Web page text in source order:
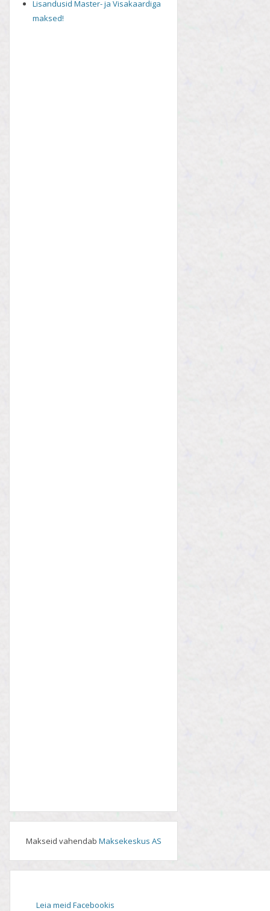
Lisandusid Master- ja Visakaardiga
maksed!
Makseid vahendab Maksekeskus AS
Leia meid Facebookis